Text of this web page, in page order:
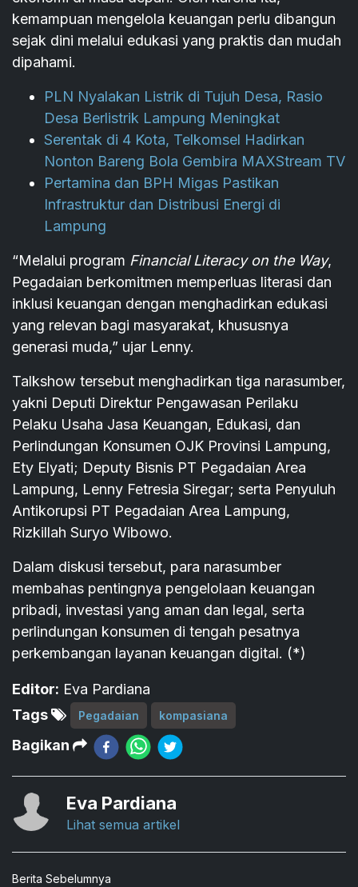
kemampuan mengelola keuangan perlu dibangun
sejak dini melalui edukasi yang praktis dan mudah
dipahami.
PLN Nyalakan Listrik di Tujuh Desa, Rasio
Desa Berlistrik Lampung Meningkat
Serentak di 4 Kota, Telkomsel Hadirkan
Nonton Bareng Bola Gembira MAXStream TV
Pertamina dan BPH Migas Pastikan
Infrastruktur dan Distribusi Energi di
Lampung
“Melalui program Financial Literacy on the Way,
Pegadaian berkomitmen memperluas literasi dan
inklusi keuangan dengan menghadirkan edukasi
yang relevan bagi masyarakat, khususnya
generasi muda,” ujar Lenny.
Talkshow tersebut menghadirkan tiga narasumber,
yakni Deputi Direktur Pengawasan Perilaku
Pelaku Usaha Jasa Keuangan, Edukasi, dan
Perlindungan Konsumen OJK Provinsi Lampung,
Ety Elyati; Deputy Bisnis PT Pegadaian Area
Lampung, Lenny Fetresia Siregar; serta Penyuluh
Antikorupsi PT Pegadaian Area Lampung,
Rizkillah Suryo Wibowo.
Dalam diskusi tersebut, para narasumber
membahas pentingnya pengelolaan keuangan
pribadi, investasi yang aman dan legal, serta
perlindungan konsumen di tengah pesatnya
perkembangan layanan keuangan digital. (*)
Editor: Eva Pardiana
Tags
Pegadaian kompasiana
Bagikan
Eva Pardiana
Lihat semua artikel
Berita Sebelumnya